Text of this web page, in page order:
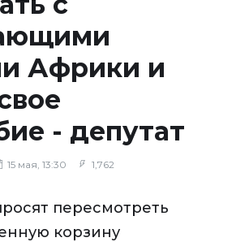
Африки и
- депутат
15 мая, 13:30 1,762
пересмотреть
корзину